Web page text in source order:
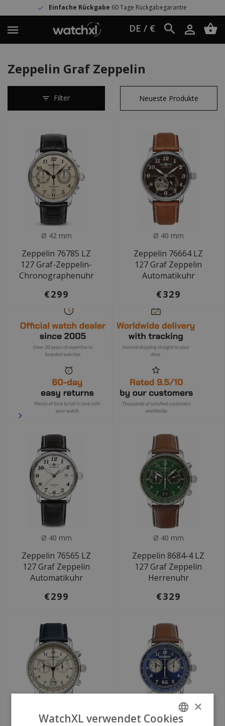
Einfache Rückgabe 60 Tage Rückgabegarantie
DE / €
Zeppelin Graf Zeppelin
Filter
Ø 42 mm
Zeppelin 76785 LZ
127 Graf-Zeppelin-
Chronographenuhr
€299
Ø 40 mm
Zeppelin 76664 LZ
127 Graf Zeppelin
Automatikuhr
€329
Ø 40 mm
Zeppelin 76565 LZ
127 Graf Zeppelin
Automatikuhr
€299
Ø 40 mm
Zeppelin 8684-4 LZ
127 Graf Zeppelin
Herrenuhr
€329
×
WatchXL verwendet Cookies